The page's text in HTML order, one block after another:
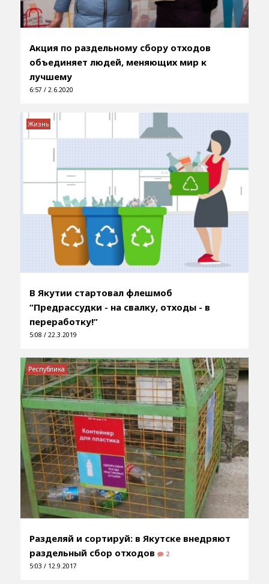
Акция по раздельному сбору отходов
объединяет людей, меняющих мир к
лучшему
6:57 / 2.6.2020
В Якутии стартовал флешмоб
“Предрассудки - на свалку, отходы - в
переработку!”
5:08 / 22.3.2019
Жизнь
Разделяй и сортируй: в Якутске внедряют
раздельный сбор отходов
2
5:03 / 12.9.2017
Республика